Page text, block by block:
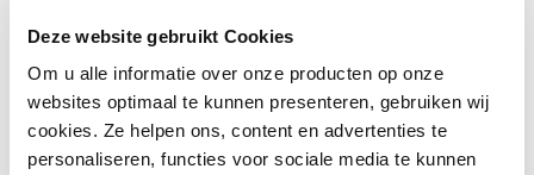
Deze website gebruikt Cookies
Om u alle informatie over onze producten op onze
websites optimaal te kunnen presenteren, gebruiken wij
cookies. Ze helpen ons, content en advertenties te
personaliseren, functies voor sociale media te kunnen
Wij gebruiken Uw gegevens, om Uw aanvraag zo goed
mogelijk te verwerken - maar niet voor ongewenste
reclame. Hiervoor geven wij U rechtstreeks door aan
de desbetreffende dealer - ook alleen voor dit doel. Alle
details van de gegevensverwerking worden beschreven
in ditprivacybeleid.